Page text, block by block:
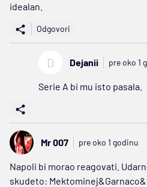
idealan.
Odgovori
D Dejanii pre oko 1
Serie A bi mu isto pasala.
Mr 007 pre oko 1 godinu
Napoli bi morao reagovati.
skudeto: